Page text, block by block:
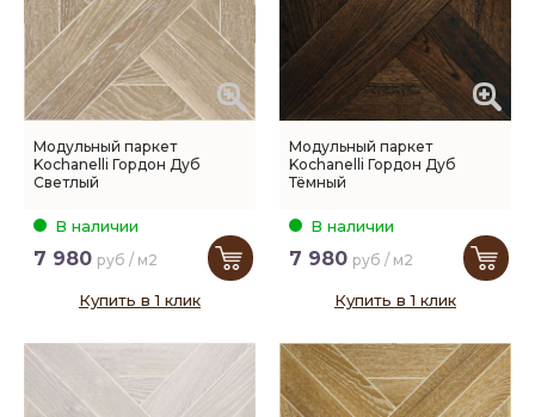
Модульный паркет
Kochanelli Гордон Дуб
Светлый
В наличии
7 980 руб / м2
Купить в 1 клик
Модульный паркет
Kochanelli Гордон Дуб
Тёмный
В наличии
7 980 руб / м2
Купить в 1 клик